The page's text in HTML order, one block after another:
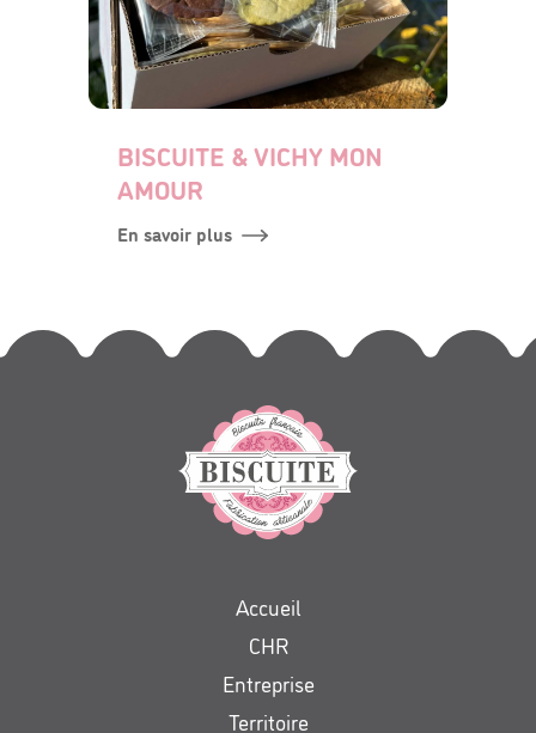
BISCUITE & VICHY MON
AMOUR
En savoir plus
Accueil
CHR
Entreprise
Territoire